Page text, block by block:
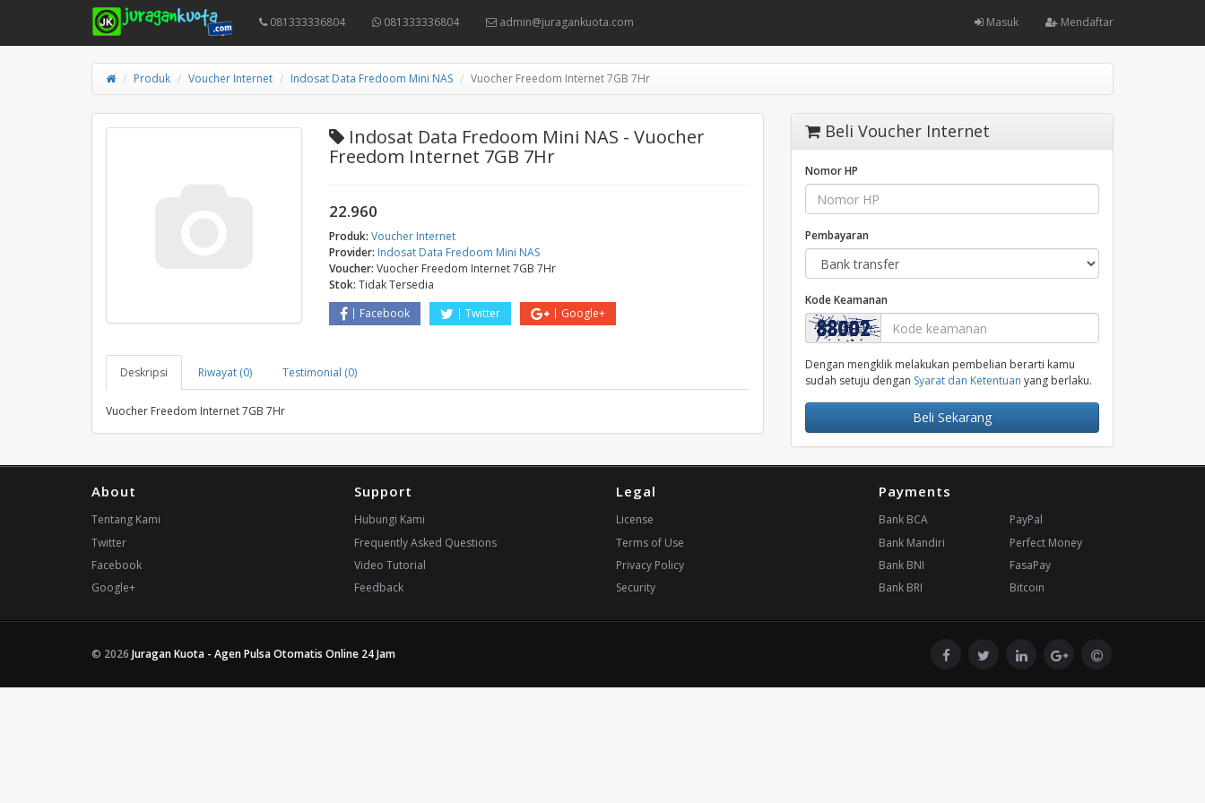
081333336804 081333336804 admin@juragankuota.com Masuk Mendaftar
Produk Voucher Internet Indosat Data Fredoom Mini NAS Vuocher Freedom Internet 7GB 7Hr
Indosat Data Fredoom Mini NAS - Vuocher
Freedom Internet 7GB 7Hr
22.960
Produk: Voucher Internet
Provider: Indosat Data Fredoom Mini NAS
Voucher: Vuocher Freedom Internet 7GB 7Hr
Stok: Tidak Tersedia
Facebook
Twitter Google+
Deskripsi Riwayat (0) Testimonial (0)
Vuocher Freedom Internet 7GB 7Hr
Beli Voucher Internet
Nomor HP
Pembayaran
Kode Keamanan
Dengan mengklik melakukan pembelian berarti kamu
sudah setuju dengan Syarat dan Ketentuan yang berlaku.
Beli Sekarang
About
Tentang Kami
Twitter
Facebook
Google+
Support
Hubungi Kami
Frequently Asked Questions
Video Tutorial
Feedback
Legal
License
Terms of Use
Privacy Policy
Security
Payments
Bank BCA
Bank Mandiri
Bank BNI
Bank BRI
PayPal
Perfect Money
FasaPay
Bitcoin
© 2026 Juragan Kuota - Agen Pulsa Otomatis Online 24 Jam